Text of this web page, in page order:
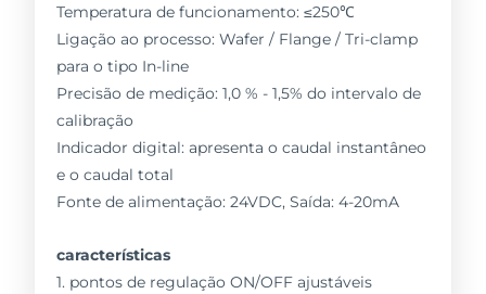
Temperatura de funcionamento: ≤250℃
Ligação ao processo: Wafer / Flange / Tri-clamp
para o tipo In-line
Precisão de medição: 1,0 % - 1,5% do intervalo de
calibração
Indicador digital: apresenta o caudal instantâneo
e o caudal total
Fonte de alimentação: 24VDC, Saída: 4-20mA
características
1. pontos de regulação ON/OFF ajustáveis